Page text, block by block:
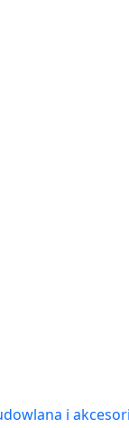
i